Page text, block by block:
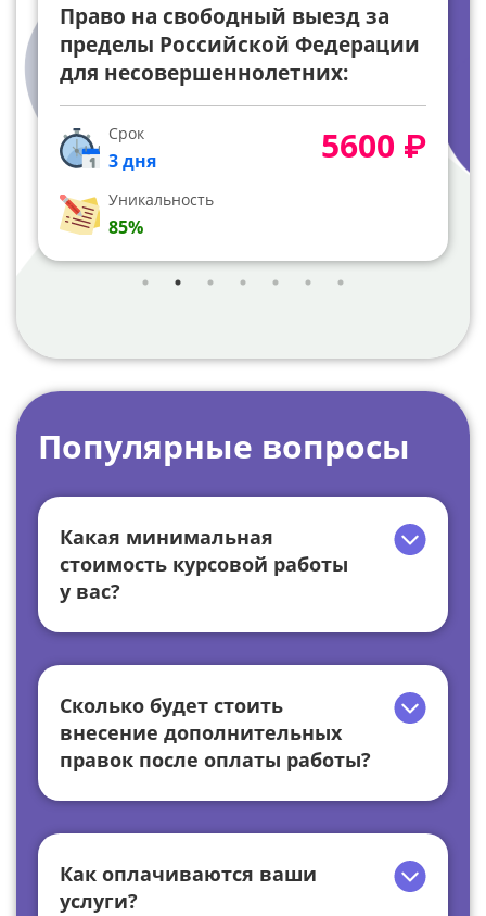
Право на свободный выезд за
пределы Российской Федерации
для несовершеннолетних:
конституционные гарантии
(анализ Постановления
Конституционного Суда РФ от 25
Срок
3 дня
Уникальность
85%
5600 ₽
Популярные вопросы
Какая минимальная
стоимость курсовой работы
у вас?
Сколько будет стоить
внесение дополнительных
правок после оплаты работы?
Как оплачиваются ваши
услуги?